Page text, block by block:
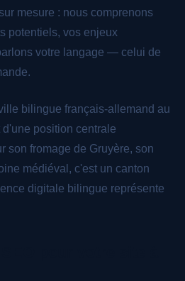
mesure : nous comprenons
potentiels, vos enjeux
votre langage — celui de
bilingue français-allemand au
position centrale
son fromage de Gruyère, son
médiéval, c'est un canton
digitale bilingue représente